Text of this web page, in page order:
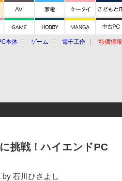
本体 ゲーム 電子工作 特価情報
挑戦！ハイエンドPC
石川ひさよし